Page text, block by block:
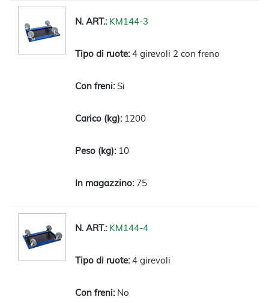
KM144-3
4 girevoli 2 con freno
Si
1200
10
75
KM144-4
4 girevoli
No